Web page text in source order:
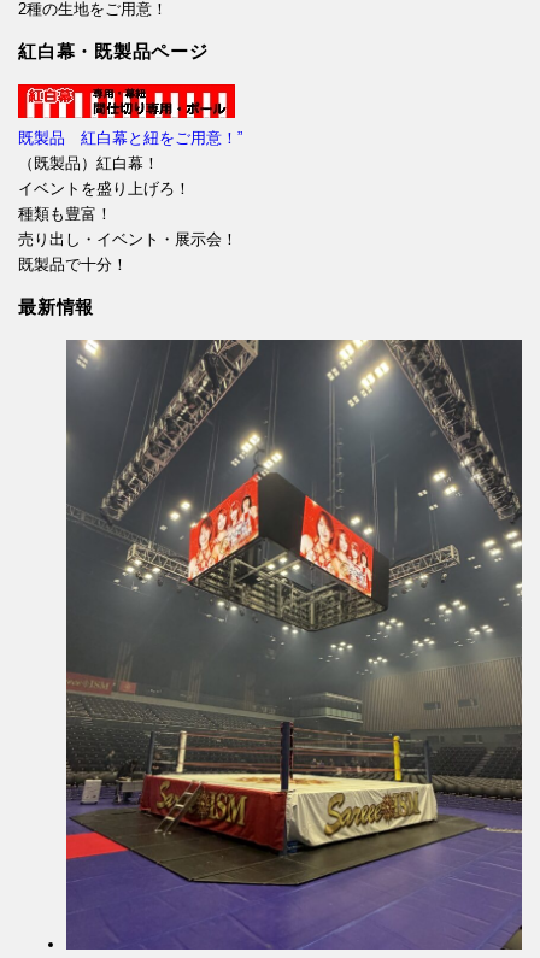
2種の生地をご用意！
紅白幕・既製品ページ
既製品 紅白幕と紐をご用意！”
（既製品）紅白幕！
イベントを盛り上げろ！
種類も豊富！
売り出し・イベント・展示会！
既製品で十分！
最新情報